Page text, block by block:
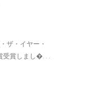
ザ・イヤー・
賞しまし�. . .